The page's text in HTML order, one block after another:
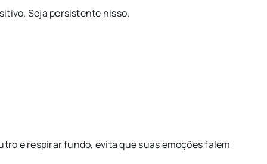
Seja persistente nisso.
e respirar fundo, evita que suas emoções falem